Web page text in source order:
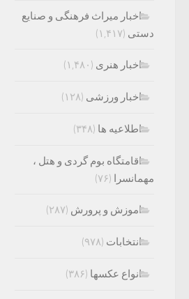
اخبار میراث فرهنگی و صنایع
دستی (۱,۴۱۷)
اخبار هنری (۱,۴۸۰)
اخبار ورزشی (۱۲۸)
اطلاعیه ها (۳۴۸)
اقامتگاه بوم گردی و هتل ،
مهمانسرا (۷۶)
اموزش و پرورش (۲۸۷)
انتخابات (۹۷۸)
انواع عکسها (۳۸۶)